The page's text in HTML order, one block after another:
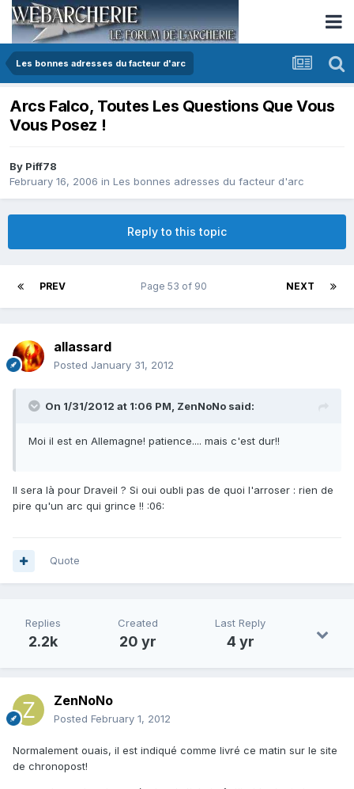
Les bonnes adresses du facteur d'arc
Arcs Falco, Toutes Les Questions Que Vous
Vous Posez !
By Piff78
February 16, 2006 in Les bonnes adresses du facteur d'arc
Reply to this topic
PREV NEXT
Page 53 of 90
allassard
Posted January 31, 2012
On 1/31/2012 at 1:06 PM, ZenNoNo said:
Moi il est en Allemagne! patience.... mais c'est dur!!
Il sera là pour Draveil ? Si oui oubli pas de quoi l'arroser : rien de
pire qu'un arc qui grince !! :06:
Quote
Replies
2.2k
Created
20 yr
Last Reply
4 yr
ZenNoNo
Posted February 1, 2012
Normalement ouais, il est indiqué comme livré ce matin sur le site
de chronopost!